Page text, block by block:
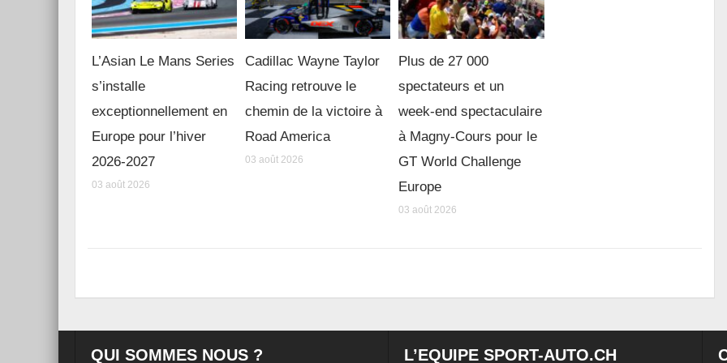
L’Asian Le Mans Series
s’installe
exceptionnellement en
Europe pour l’hiver
2026-2027
03 août 2026
Cadillac Wayne Taylor
Racing retrouve le
chemin de la victoire à
Road America
03 août 2026
Plus de 27 000
spectateurs et un
week-end spectaculaire
à Magny-Cours pour le
GT World Challenge
Europe
03 août 2026
QUI SOMMES NOUS ? L’EQUIPE SPORT-AUTO.CH